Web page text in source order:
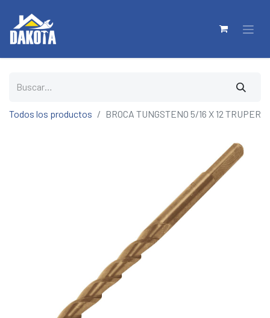
Todos los productos BROCA TUNGSTENO 5/16 X 12 TRUPER